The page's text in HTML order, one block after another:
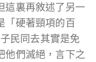
這裏再敘述了另一
「硬著頸項的百
民同去其實是免
他們滅絕，言下之